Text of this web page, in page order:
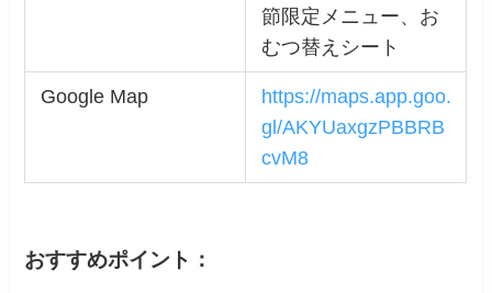
節限定メニュー、お
むつ替えシート
Google Map
https://maps.app.goo.
gl/AKYUaxgzPBBRB
cvM8
おすすめポイント：